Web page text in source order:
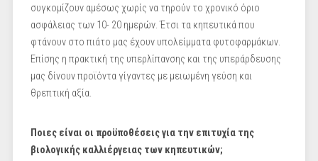
συγκομίζουν αμέσως χωρίς να τηρούν το χρονικό όριο
ασφάλειας των 10- 20 ημερών. Έτσι τα κηπευτικά που
φτάνουν στο πιάτο μας έχουν υπολείμματα φυτοφαρμάκων.
Επίσης η πρακτική της υπερλίπανσης και της υπεράρδευσης
μας δίνουν προϊόντα γίγαντες με μειωμένη γεύση και
θρεπτική αξία.
Ποιες είναι οι προϋποθέσεις για την επιτυχία της
βιολογικής καλλιέργειας των κηπευτικών;